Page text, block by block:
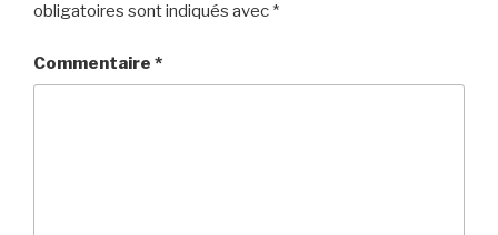
obligatoires sont indiqués avec *
Commentaire *